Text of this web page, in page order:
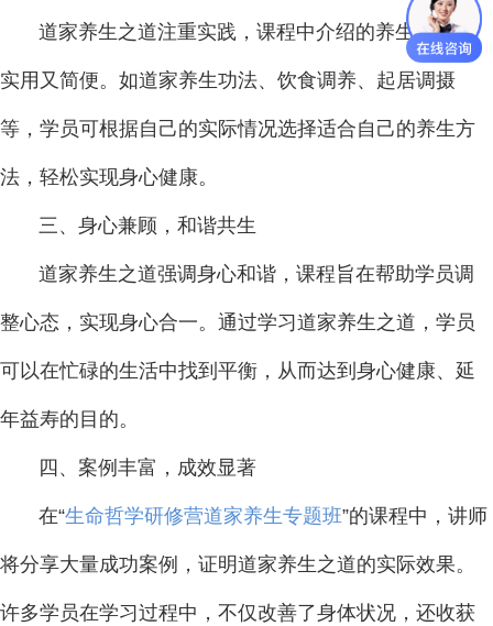
道家养生之道注重实践，课程中介绍的养生方法既
实用又简便。如道家养生功法、饮食调养、起居调摄
等，学员可根据自己的实际情况选择适合自己的养生方
法，轻松实现身心健康。
三、身心兼顾，和谐共生
道家养生之道强调身心和谐，课程旨在帮助学员调
整心态，实现身心合一。通过学习道家养生之道，学员
可以在忙碌的生活中找到平衡，从而达到身心健康、延
年益寿的目的。
四、案例丰富，成效显著
在“生命哲学研修营道家养生专题班”的课程中，讲师
将分享大量成功案例，证明道家养生之道的实际效果。
许多学员在学习过程中，不仅改善了身体状况，还收获